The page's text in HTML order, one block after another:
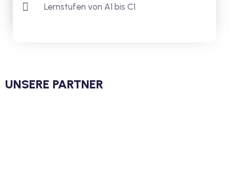
Lernstufen von A1 bis C1
UNSERE PARTNER